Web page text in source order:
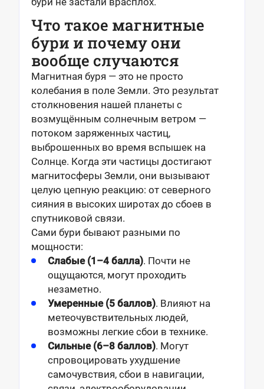
Что такое магнитные
бури и почему они
вообще случаются
Магнитная буря — это не просто
колебания в поле Земли. Это результат
столкновения нашей планеты с
возмущённым солнечным ветром —
потоком заряженных частиц,
выброшенных во время вспышек на
Солнце. Когда эти частицы достигают
магнитосферы Земли, они вызывают
целую цепную реакцию: от северного
сияния в высоких широтах до сбоев в
спутниковой связи.
Сами бури бывают разными по
мощности:
Слабые (1–4 балла). Почти не
ощущаются, могут проходить
незаметно.
Умеренные (5 баллов). Влияют на
метеочувствительных людей,
возможны легкие сбои в технике.
Сильные (6–8 баллов). Могут
спровоцировать ухудшение
самочувствия, сбои в навигации,